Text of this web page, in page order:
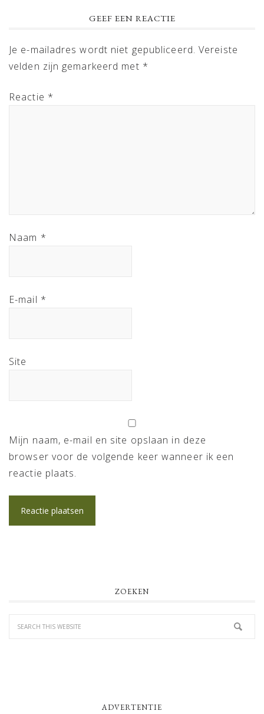
GEEF EEN REACTIE
Je e-mailadres wordt niet gepubliceerd. Vereiste
velden zijn gemarkeerd met *
Reactie *
Naam *
E-mail *
Site
Mijn naam, e-mail en site opslaan in deze
browser voor de volgende keer wanneer ik een
reactie plaats.
ZOEKEN
ADVERTENTIE